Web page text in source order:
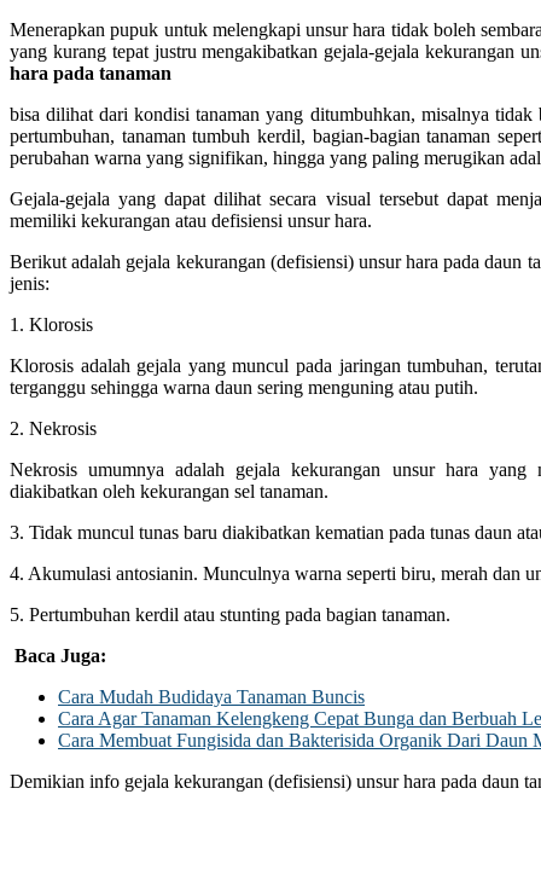
Menerapkan pupuk untuk melengkapi unsur hara tidak boleh
yang kurang tepat justru mengakibatkan gejala-gejala kekurangan
hara pada tanaman
bisa dilihat dari kondisi tanaman yang ditumbuhkan, misalnya tidak
pertumbuhan, tanaman tumbuh kerdil, bagian-bagian tanaman
perubahan warna yang signifikan, hingga yang paling merugikan
Gejala-gejala yang dapat dilihat secara visual tersebut dapat
memiliki kekurangan atau defisiensi unsur hara.
Berikut adalah gejala kekurangan (defisiensi) unsur hara pada daun
jenis:
1. Klorosis
Klorosis adalah gejala yang muncul pada jaringan tumbuhan,
terganggu sehingga warna daun sering menguning atau putih.
2. Nekrosis
Nekrosis umumnya adalah gejala kekurangan unsur hara
diakibatkan oleh kekurangan sel tanaman.
3. Tidak muncul tunas baru diakibatkan kematian pada tunas daun
4. Akumulasi antosianin. Munculnya warna seperti biru, merah dan
5. Pertumbuhan kerdil atau stunting pada bagian tanaman.
Baca Juga:
Cara Mudah Budidaya Tanaman Buncis
Cara Agar Tanaman Kelengkeng Cepat Bunga dan Berbuah
Cara Membuat Fungisida dan Bakterisida Organik Dari Daun
Demikian info gejala kekurangan (defisiensi) unsur hara pada daun